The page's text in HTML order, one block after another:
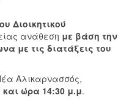
Διοικητικού
ανάθεση με βάση την
με τις διατάξεις του
Αλικαρνασσός,
και ώρα 14:30 μ.μ.